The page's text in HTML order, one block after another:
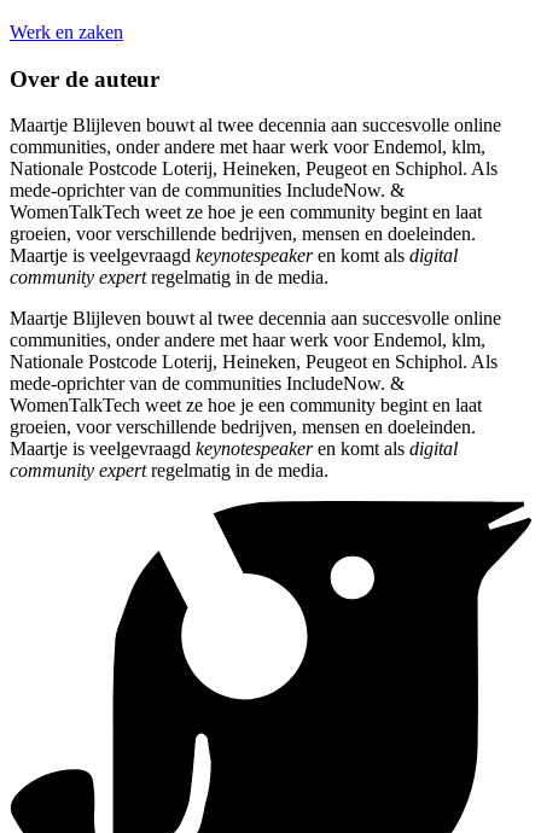
Werk en zaken
Over de auteur
Maartje Blijleven bouwt al twee decennia aan succesvolle online
communities, onder andere met haar werk voor Endemol, klm,
Nationale Postcode Loterij, Heineken, Peugeot en Schiphol. Als
mede-oprichter van de communities IncludeNow. &
WomenTalkTech weet ze hoe je een community begint en laat
groeien, voor verschillende bedrijven, mensen en doeleinden.
Maartje is veelgevraagd keynotespeakeren komt als digital
community expertregelmatig in de media.
Maartje Blijleven bouwt al twee decennia aan succesvolle online
communities, onder andere met haar werk voor Endemol, klm,
Nationale Postcode Loterij, Heineken, Peugeot en Schiphol. Als
mede-oprichter van de communities IncludeNow. &
WomenTalkTech weet ze hoe je een community begint en laat
groeien, voor verschillende bedrijven, mensen en doeleinden.
Maartje is veelgevraagd keynotespeakeren komt als digital
community expertregelmatig in de media.